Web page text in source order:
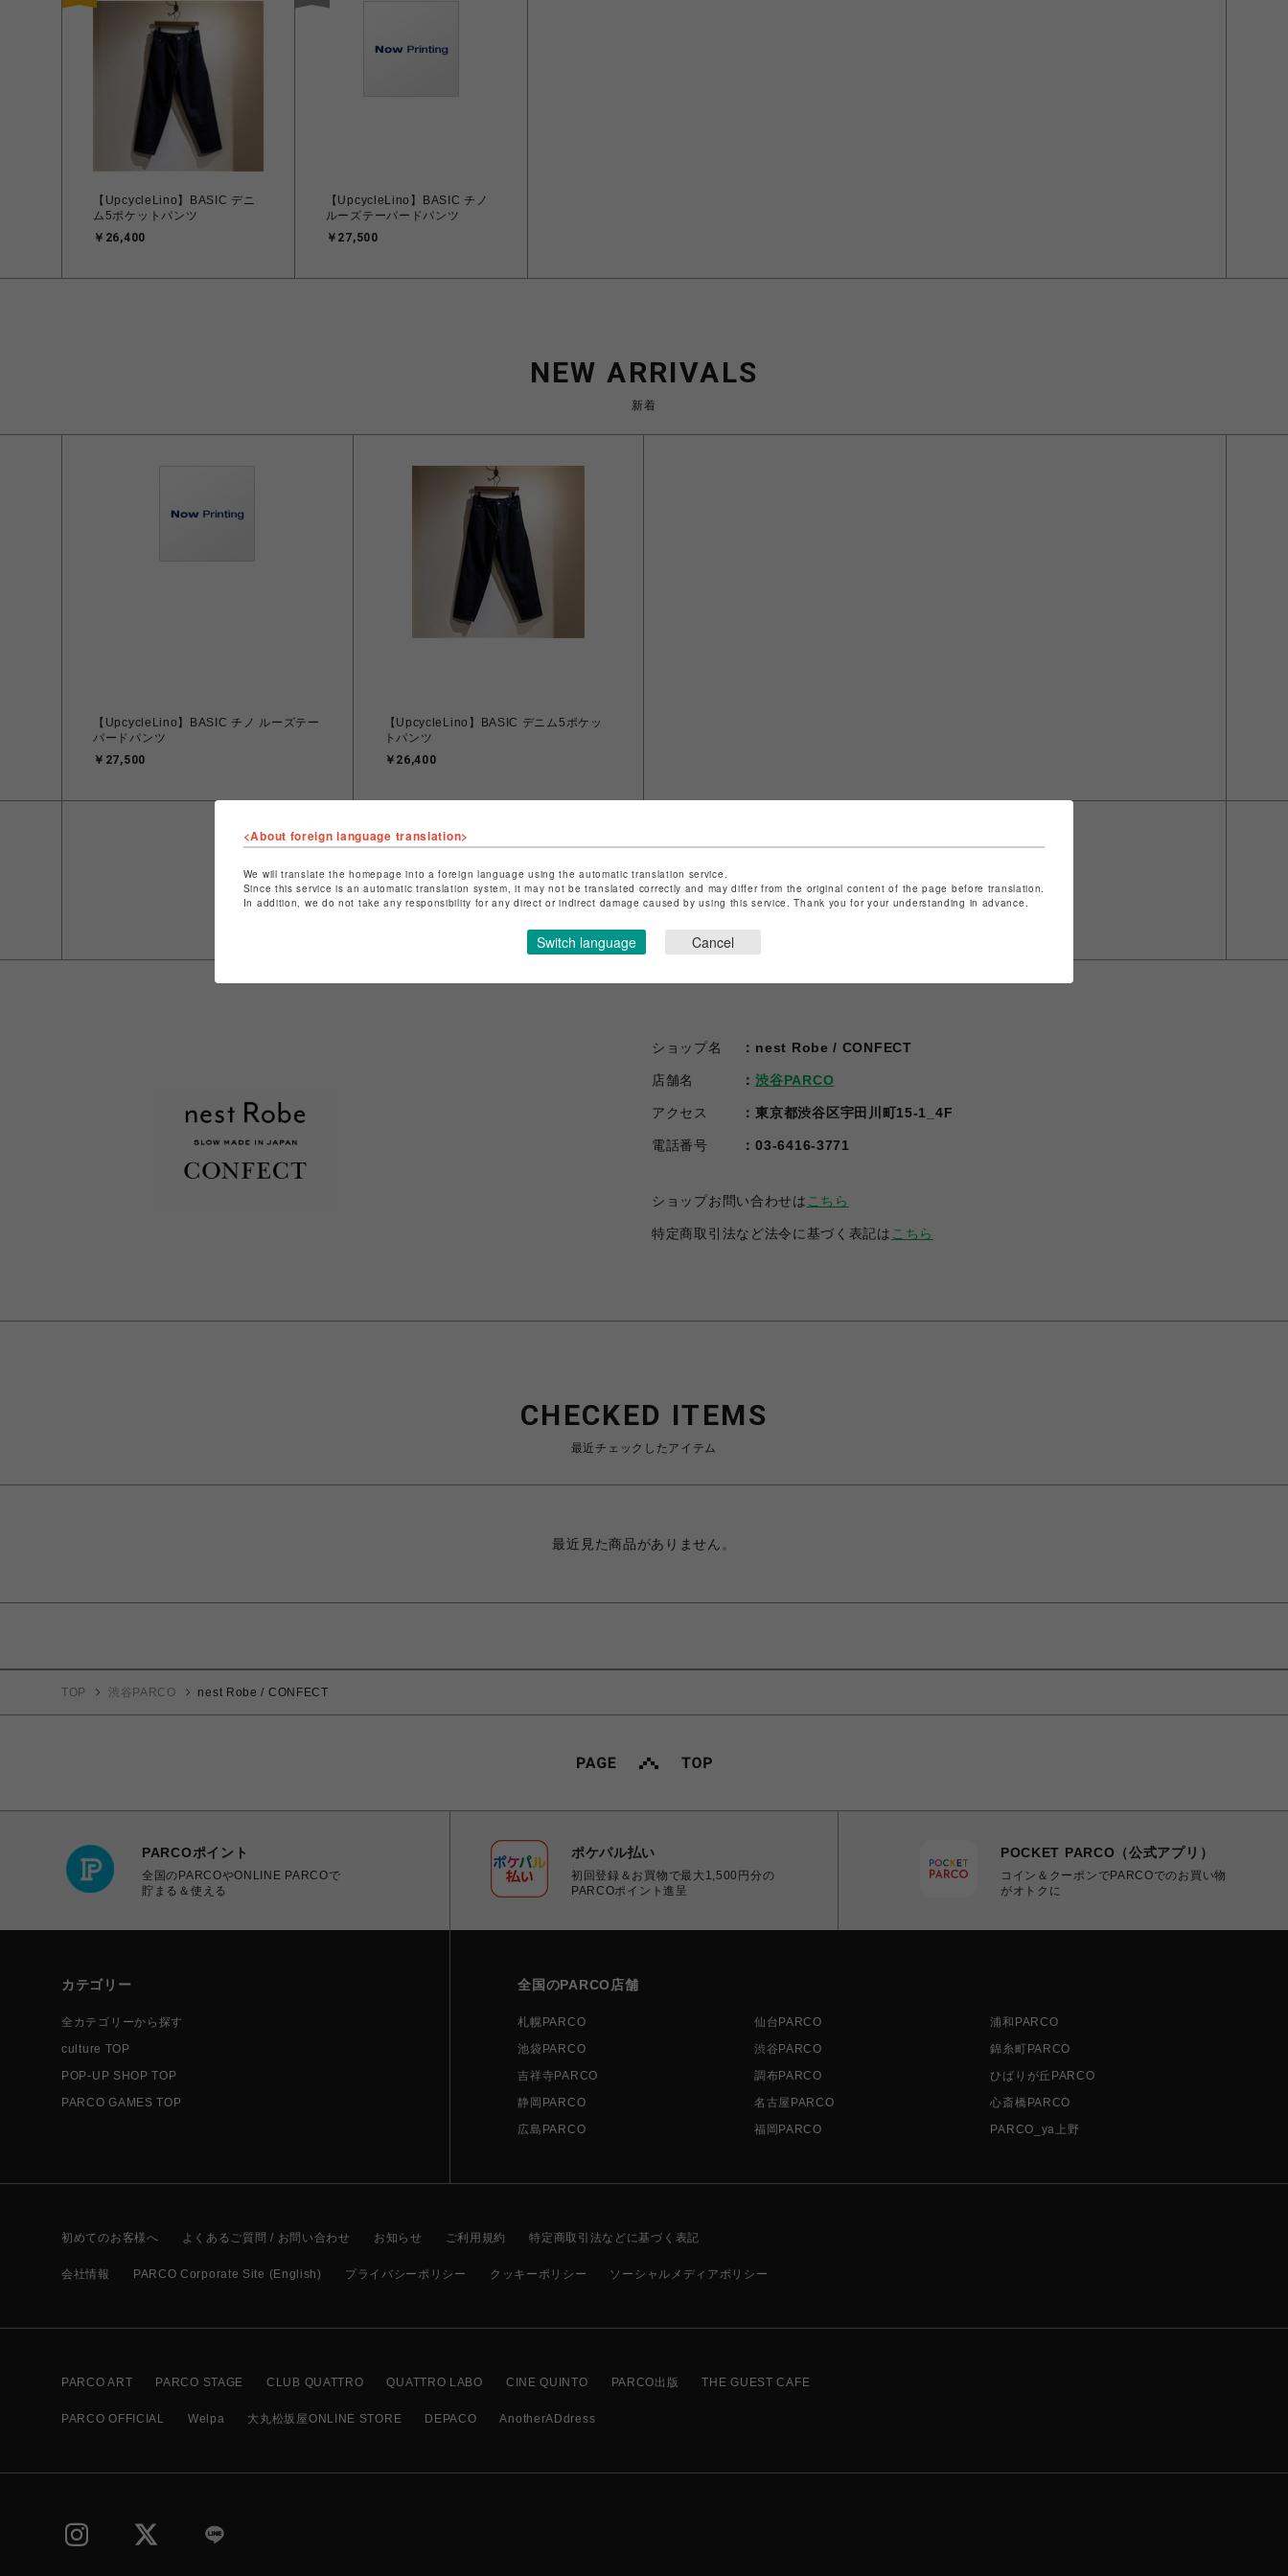
【UpcycleLino】BASIC デニ
ム5ポケットパンツ
￥26,400
【UpcycleLino】BASIC チノ
ルーズテーパードパンツ
￥27,500
NEW ARRIVALS
新着
【UpcycleLino】BASIC チノ ルーズテー
パードパンツ
￥27,500
【UpcycleLino】BASIC デニム5ポケッ
トパンツ
￥26,400
ショップ名 nest Robe / CONFECT
店舗名 渋谷PARCO
アクセス 東京都渋谷区宇田川町15-1_4F
電話番号 03-6416-3771
ショップお問い合わせは こちら
特定商取引法など法令に基づく表記は こちら
CHECKED ITEMS
最近チェックしたアイテム
最近見た商品がありません。
TOP 渋谷PARCO nest Robe / CONFECT
PARCOポイント
全国のPARCOやONLINE PARCOで
貯まる＆使える
ポケパル払い
初回登録＆お買物で最大1,500円分の
PARCOポイント進呈
POCKET PARCO（公式アプリ）
コイン＆クーポンでPARCOでのお買い物
がオトクに
カテゴリー
全カテゴリーから探す
culture TOP
POP-UP SHOP TOP
PARCO GAMES TOP
全国のPARCO店舗
札幌PARCO 仙台PARCO
浦和PARCO
池袋PARCO
渋谷PARCO
錦糸町PARCO
吉祥寺PARCO
調布PARCO
ひばりが丘PARCO
静岡PARCO
名古屋PARCO
心斎橋PARCO
広島PARCO
福岡PARCO PARCO_ya上野
初めてのお客様へ よくあるご質問 / お問い合わせ お知らせ ご利用規約 特定商取引法などに基づく表記
会社情報 PARCO Corporate Site (English) プライバシーポリシー クッキーポリシー ソーシャルメディアポリシー
PARCO ART PARCO STAGE CLUB QUATTRO QUATTRO LABO CINE QUINTO PARCO出版 THE GUEST CAFE
PARCO OFFICIAL Welpa 大丸松坂屋ONLINE STORE DEPACO AnotherADdress
<About foreign language translation>
We will translate the homepage into a foreign language using the automatic translation service.
Since this service is an automatic translation system, it may not be translated correctly and may differ from the original content of the page before translation.
In addition, we do not take any responsibility for any direct or indirect damage caused by using this service. Thank you for your understanding in advance.
Switch language Cancel